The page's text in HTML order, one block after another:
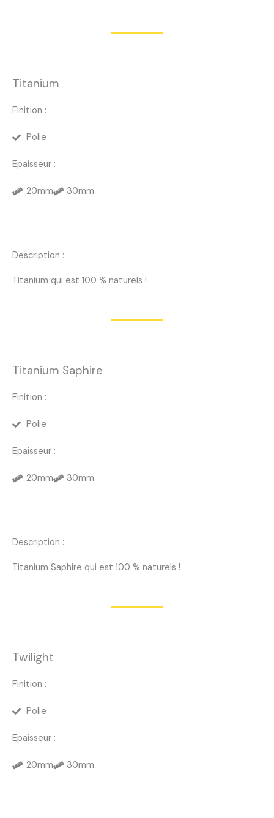
Titanium
Finition :
Polie
Epaisseur :
20mm 30mm
Description :
Titanium qui est 100 % naturels !
Titanium Saphire
Finition :
Polie
Epaisseur :
20mm 30mm
Description :
Titanium Saphire qui est 100 % naturels !
Twilight
Finition :
Polie
Epaisseur :
20mm 30mm